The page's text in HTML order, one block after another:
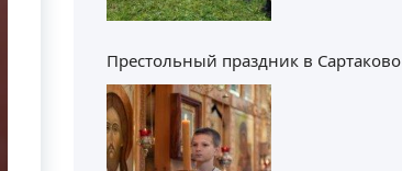
Престольный праздник в Сартаково